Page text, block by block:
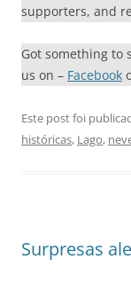
supporters, and
Got something to
us on – Facebook
Este post foi
históricas, Lago,
Surpresas